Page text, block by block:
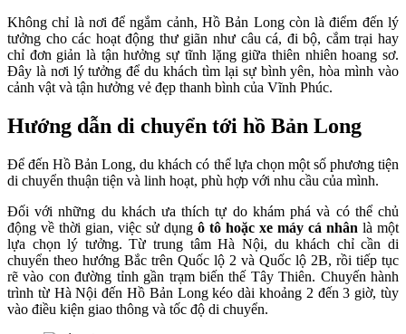
Không chỉ là nơi để ngắm cảnh, Hồ Bản Long còn là điểm đến lý
tưởng cho các hoạt động thư giãn như câu cá, đi bộ, cắm trại hay
chỉ đơn giản là tận hưởng sự tĩnh lặng giữa thiên nhiên hoang sơ.
Đây là nơi lý tưởng để du khách tìm lại sự bình yên, hòa mình vào
cảnh vật và tận hưởng vẻ đẹp thanh bình của Vĩnh Phúc.
Hướng dẫn di chuyển tới hồ Bản Long
Để đến Hồ Bản Long, du khách có thể lựa chọn một số phương tiện
di chuyển thuận tiện và linh hoạt, phù hợp với nhu cầu của mình.
Đối với những du khách ưa thích tự do khám phá và có thể chủ
động về thời gian, việc sử dụng ô tô hoặc xe máy cá nhân là một
lựa chọn lý tưởng. Từ trung tâm Hà Nội, du khách chỉ cần di
chuyển theo hướng Bắc trên Quốc lộ 2 và Quốc lộ 2B, rồi tiếp tục
rẽ vào con đường tỉnh gần trạm biến thế Tây Thiên. Chuyến hành
trình từ Hà Nội đến Hồ Bản Long kéo dài khoảng 2 đến 3 giờ, tùy
vào điều kiện giao thông và tốc độ di chuyển.